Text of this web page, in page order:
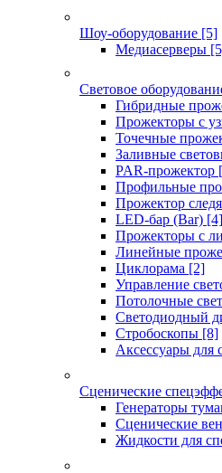
Шоу-оборудование [5]
Медиасерверы
Световое
Гибридные
Прожекторы с
Точечные
Заливные
PAR-прожектор
Профильные
Прожектор
LED-бар (Bar) [4]
Прожекторы с
Линейные
Циклорама [2]
Управление
Потолочные
Светодиодный
Стробоскопы [8]
Аксессуары для
Сценические
Генераторы
Сценические
Жидкости для